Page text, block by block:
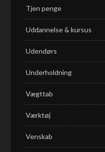
Tjen penge
Uddannelse & kursus
Udendørs
Underholdning
Vægttab
Værktøj
Venskab